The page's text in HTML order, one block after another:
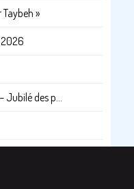
»
2026
des p...